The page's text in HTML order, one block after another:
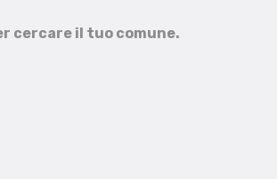
cercare il tuo comune.